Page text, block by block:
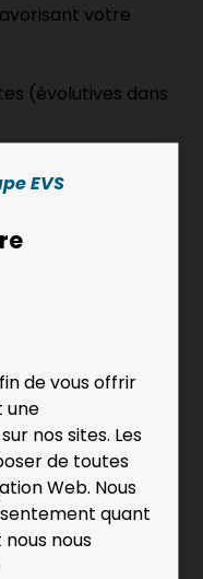
votre
(évolutives dans
de
sécurité du
découpe
à la gestion des
déchets.
les équipements
EVS
de vous offrir
une
nos sites. Les
de toutes
Web. Nous
quant
nous nous